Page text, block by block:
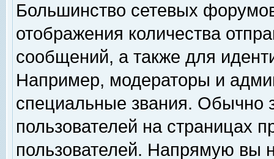
Большинство сетевых
отображения количества
сообщений, а также для
Например, модераторы и
специальные звания. Обычно
пользователей на страницах
пользователей. Напрямую вы